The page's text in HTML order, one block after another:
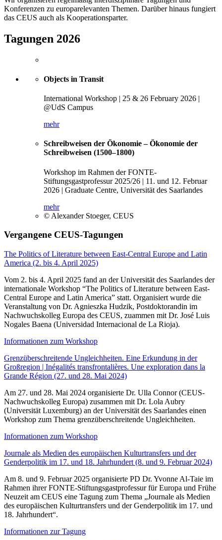
Konferenzen zu europarelevanten Themen. Darüber hinaus fungiert
das CEUS auch als Kooperationsparter.
Tagungen 2026
Objects in Transit
International Workshop | 25 & 26 February 2026 |
@UdS Campus
mehr
Schreibweisen der Ökonomie – Ökonomie der
Schreibweisen (1500–1800)
Workshop im Rahmen der FONTE-
Stiftungsgastprofessur 2025/26 | 11. und 12. Februar
2026 | Graduate Centre, Universität des Saarlandes
mehr
© Alexander Stoeger, CEUS
Vergangene CEUS-Tagungen
The Politics of Literature between East-Central Europe and Latin
America (2. bis 4. April 2025)
Vom 2. bis 4. April 2025 fand an der Universität des Saarlandes der
internationale Workshop “The Politics of Literature between East-
Central Europe and Latin America” statt. Organisiert wurde die
Veranstaltung von Dr. Agnieszka Hudzik, Postdoktorandin im
Nachwuchskolleg Europa des CEUS, zuammen mit Dr. José Luis
Nogales Baena (Universidad Internacional de La Rioja).
Informationen zum Workshop
Grenzüberschreitende Ungleichheiten. Eine Erkundung in der
Großregion | Inégalités transfrontalières. Une exploration dans la
Grande Région (27. und 28. Mai 2024)
Am 27. und 28. Mai 2024 organisierte Dr. Ulla Connor (CEUS-
Nachwuchskolleg Europa) zusammen mit Dr. Lola Aubry
(Universität Luxemburg) an der Universität des Saarlandes einen
Workshop zum Thema grenzüberschreitende Ungleichheiten.
Informationen zum Workshop
Journale als Medien des europäischen Kulturtransfers und der
Genderpolitik im 17. und 18. Jahrhundert (8. und 9. Februar 2024)
Am 8. und 9. Februar 2025 organisierte PD Dr. Yvonne Al-Taie im
Rahmen ihrer FONTE-Stiftungsgastprofessur für Europa und Frühe
Neuzeit am CEUS eine Tagung zum Thema „Journale als Medien
des europäischen Kulturtransfers und der Genderpolitik im 17. und
18. Jahrhundert“.
Informationen zur Tagung